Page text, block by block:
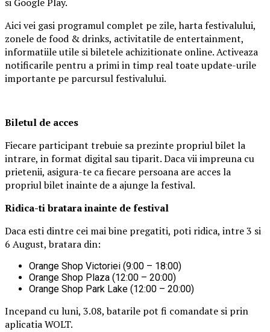
Aici vei gasi programul complet pe zile, harta festivalului,
zonele de food & drinks, activitatile de entertainment,
informatiile utile si biletele achizitionate online. Activeaza
notificarile pentru a primi in timp real toate update-urile
importante pe parcursul festivalului.
Biletul de acces
Fiecare participant trebuie sa prezinte propriul bilet la
intrare, in format digital sau tiparit. Daca vii impreuna cu
prietenii, asigura-te ca fiecare persoana are acces la
propriul bilet inainte de a ajunge la festival.
Ridica-ti bratarainainte de festival
Daca esti dintre cei mai bine pregatiti, poti ridica, intre 3 si
6 August, bratara din:
Orange Shop Victoriei (9:00 – 18:00)
Orange Shop Plaza (12:00 – 20:00)
Orange Shop Park Lake (12:00 – 20:00)
Incepand cu luni, 3.08, batarile pot fi comandate si prin
aplicatia WOLT.